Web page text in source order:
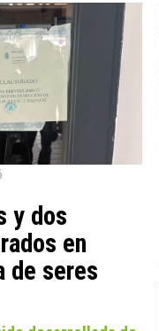
y dos
en
de seres